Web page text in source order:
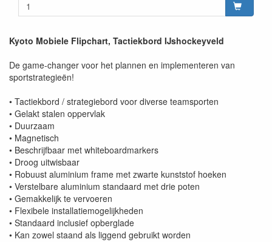
Kyoto Mobiele Flipchart, Tactiekbord IJshockeyveld
De game-changer voor het plannen en implementeren van
sportstrategieën!
• Tactiekbord / strategiebord voor diverse teamsporten
• Gelakt stalen oppervlak
• Duurzaam
• Magnetisch
• Beschrijfbaar met whiteboardmarkers
• Droog uitwisbaar
• Robuust aluminium frame met zwarte kunststof hoeken
• Verstelbare aluminium standaard met drie poten
• Gemakkelijk te vervoeren
• Flexibele installatiemogelijkheden
• Standaard inclusief opberglade
• Kan zowel staand als liggend gebruikt worden